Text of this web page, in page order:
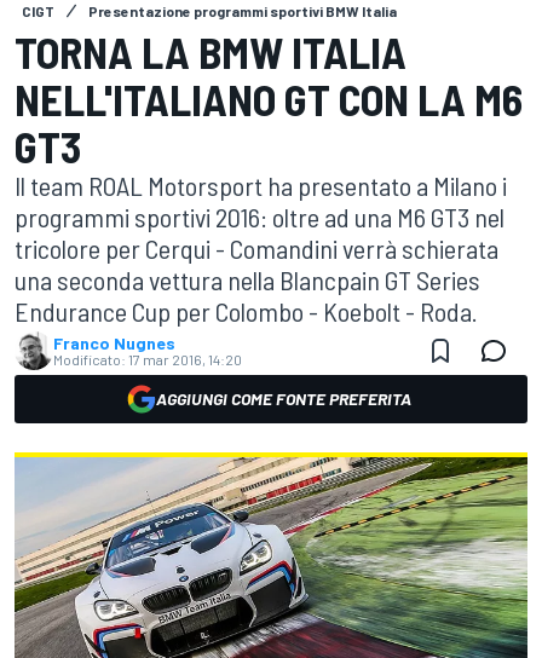
CIGT Presentazione programmi sportivi BMW Italia
TORNA LA BMW ITALIA
NELL'ITALIANO GT CON LA M6
GT3
Il team ROAL Motorsport ha presentato a Milano i
programmi sportivi 2016: oltre ad una M6 GT3 nel
tricolore per Cerqui - Comandini verrà schierata
una seconda vettura nella Blancpain GT Series
Endurance Cup per Colombo - Koebolt - Roda.
Franco Nugnes
Modificato: 17 mar 2016, 14:20
AGGIUNGI COME FONTE PREFERITA